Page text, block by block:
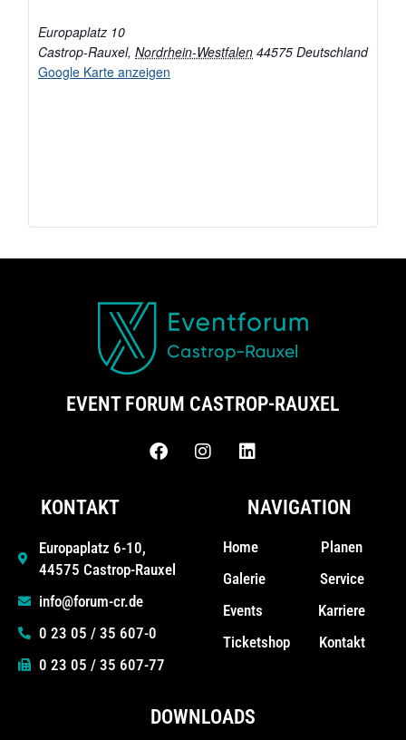
Europaplatz 10
Castrop-Rauxel, Nordrhein-Westfalen 44575 Deutschland
Google Karte anzeigen
EVENT FORUM CASTROP-RAUXEL
KONTAKT
Europaplatz 6-10,
44575 Castrop-Rauxel
info@forum-cr.de
0 23 05 / 35 607-0
0 23 05 / 35 607-77
NAVIGATION
Home
Galerie
Events
Ticketshop
Planen
Service
Karriere
Kontakt
DOWNLOADS